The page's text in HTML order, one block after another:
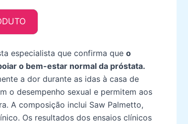
especialista que confirma que o
o bem-estar normal da próstata.
a dor durante as idas à casa de
o desempenho sexual e permitem aos
A composição inclui Saw Palmetto,
Os resultados dos ensaios clínicos